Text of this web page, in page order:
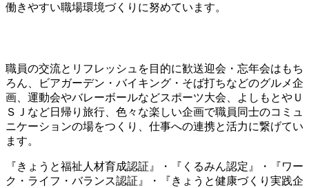
働きやすい職場環境づくりに努めています。
職員の交流とリフレッシュを目的に歓送迎会・忘年会はもち
ろん、ビアガーデン・バイキング・そば打ちなどのグルメ企
画、運動会やバレーボールなどスポーツ大会、よしもとやＵ
ＳＪなど日帰り旅行、色々な楽しい企画で職員同士のコミュ
ニケーションの場をつくり、仕事への連携と活力に繋げてい
ます。
『きょうと福祉人材育成認証』・『くるみん認定』・『ワー
ク・ライフ・バランス認証』・『きょうと健康づくり実践企